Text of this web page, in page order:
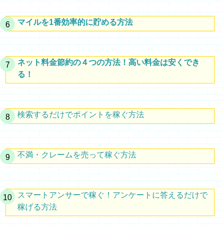
マイルを1番効率的に貯める方法
ネット料金節約の４つの方法！高い料金は安くでき
る！
検索するだけでポイントを稼ぐ方法
不満・クレームを売って稼ぐ方法
スマートアンサーで稼ぐ！アンケートに答えるだけで
稼げる方法